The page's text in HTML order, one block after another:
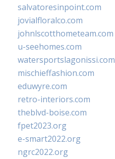
salvatoresinpoint.com
jovialfloralco.com
johnlscotthometeam.com
u-seehomes.com
watersportslagonissi.com
mischieffashion.com
eduwyre.com
retro-interiors.com
theblvd-boise.com
fpet2023.org
e-smart2022.org
ngrc2022.org